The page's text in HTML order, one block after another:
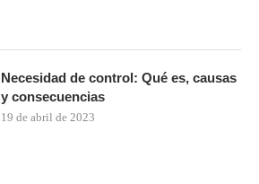
Necesidad de control: Qué es, causas
y consecuencias
19 de abril de 2023